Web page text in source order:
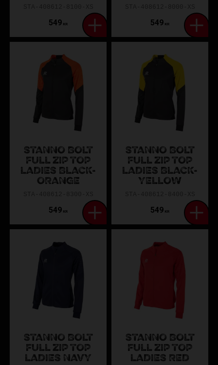
549 KR 549 KR
STANNO BOLT
FULL ZIP TOP
LADIES BLACK-
ORANGE
549 KR
STANNO BOLT
FULL ZIP TOP
LADIES BLACK-
YELLOW
549 KR
STANNO BOLT
FULL ZIP TOP
LADIES NAVY
STANNO BOLT
FULL ZIP TOP
LADIES RED